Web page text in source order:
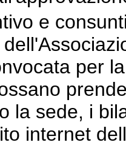
e
per
la sede, i
internet